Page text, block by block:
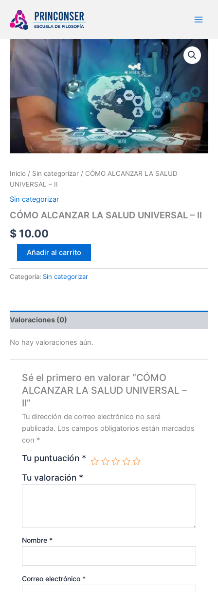
contenido
Inicio / Sin categorizar / CÓMO ALCANZAR LA SALUD
UNIVERSAL – II
Sin categorizar
CÓMO ALCANZAR LA SALUD UNIVERSAL – II
$ 10.00
CÓMO
ALCANZAR
LA
cantidad
Añadir al carrito
Categoría: Sin categorizar
Valoraciones (0)
No hay valoraciones aún.
Sé el primero en valorar “CÓMO
ALCANZAR LA SALUD UNIVERSAL –
II”
Tu dirección de correo electrónico no será
publicada. Los campos obligatorios están marcados
con *
Tu puntuación *
Tu valoración *
Nombre *
Correo electrónico *